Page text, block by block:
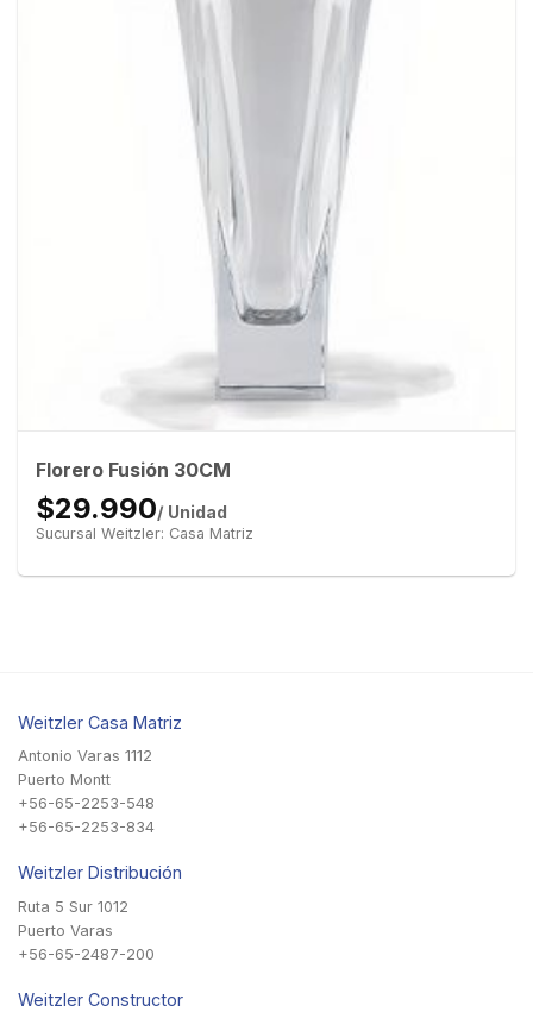
Florero Fusión 30CM
$29.990/ Unidad
Sucursal Weitzler: Casa Matriz
Weitzler Casa Matriz
Antonio Varas 1112
Puerto Montt
+56-65-2253-548
+56-65-2253-834
Weitzler Distribución
Ruta 5 Sur 1012
Puerto Varas
+56-65-2487-200
Weitzler Constructor